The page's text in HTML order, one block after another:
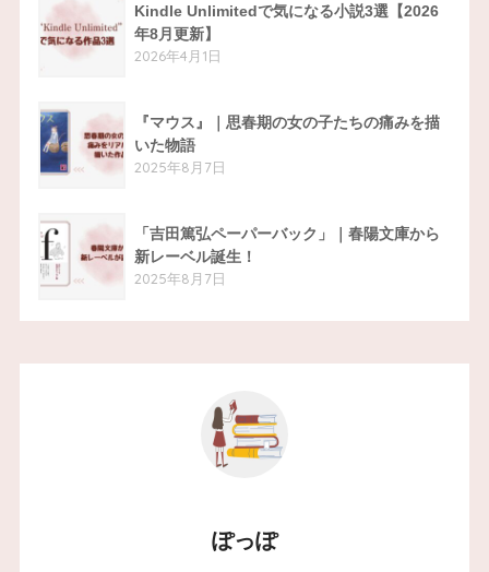
Kindle Unlimitedで気になる小説3選【2026
年8月更新】
2026年4月1日
『マウス』｜思春期の女の子たちの痛みを描
いた物語
2025年8月7日
「吉田篤弘ペーパーバック」｜春陽文庫から
新レーベル誕生！
2025年8月7日
ぽっぽ